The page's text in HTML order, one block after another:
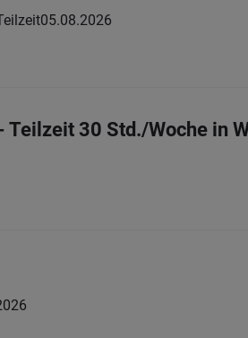
05.08.2026
30 Std./Woche in